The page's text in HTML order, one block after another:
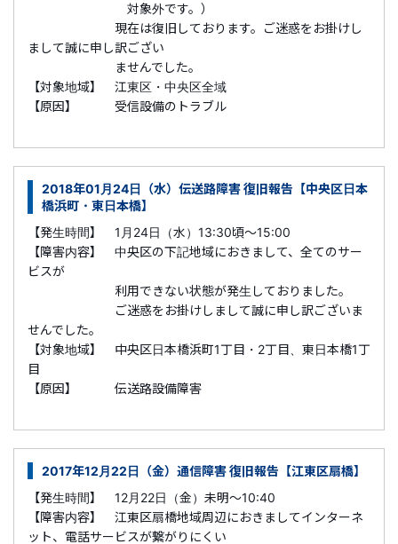
対象外です。）
現在は復旧しております。ご迷惑をお掛けし
まして誠に申し訳ござい
ませんでした。
【対象地域】 江東区・中央区全域
【原因】 受信設備のトラブル
2018年01月24日（水）伝送路障害 復旧報告【中央区日本
橋浜町・東日本橋】
【発生時間】 1月24日（水）13:30頃～15:00
【障害内容】 中央区の下記地域におきまして、全てのサー
ビスが
利用できない状態が発生しておりました。
ご迷惑をお掛けしまして誠に申し訳ございま
せんでした。
【対象地域】 中央区日本橋浜町1丁目・2丁目、東日本橋1丁
目
【原因】 伝送路設備障害
2017年12月22日（金）通信障害 復旧報告【江東区扇橋】
【発生時間】 12月22日（金）未明～10:40
【障害内容】 江東区扇橋地域周辺におきましてインターネ
ット、電話サービスが繋がりにくい